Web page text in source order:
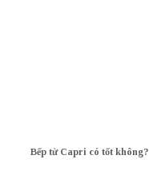
Bếp từ Capri có tốt không?